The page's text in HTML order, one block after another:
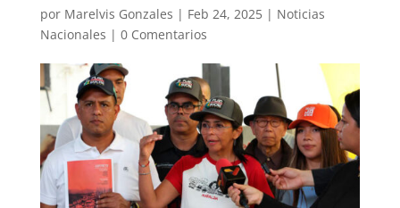
por Marelvis Gonzales | Feb 24, 2025| Noticias
Nacionales | 0 Comentarios